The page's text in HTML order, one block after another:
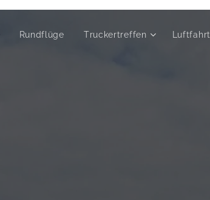
Rundflüge Truckertreffen Luftfahrt